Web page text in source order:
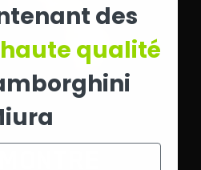
des
qualité